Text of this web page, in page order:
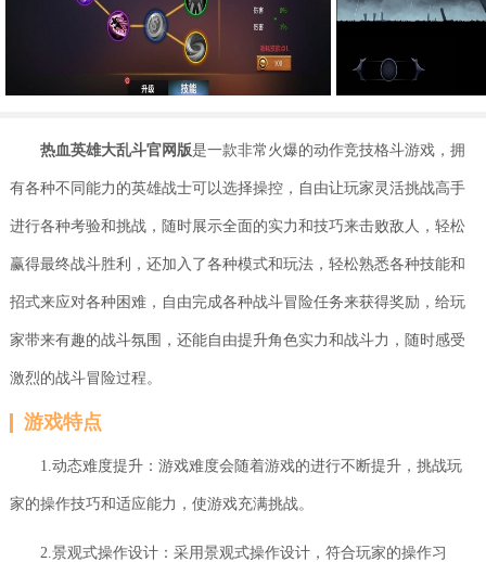
热血英雄大乱斗官网版是一款非常火爆的动作竞技格斗游戏，拥
有各种不同能力的英雄战士可以选择操控，自由让玩家灵活挑战高手
进行各种考验和挑战，随时展示全面的实力和技巧来击败敌人，轻松
赢得最终战斗胜利，还加入了各种模式和玩法，轻松熟悉各种技能和
招式来应对各种困难，自由完成各种战斗冒险任务来获得奖励，给玩
家带来有趣的战斗氛围，还能自由提升角色实力和战斗力，随时感受
激烈的战斗冒险过程。
游戏特点
1.动态难度提升：游戏难度会随着游戏的进行不断提升，挑战玩
家的操作技巧和适应能力，使游戏充满挑战。
2.景观式操作设计：采用景观式操作设计，符合玩家的操作习